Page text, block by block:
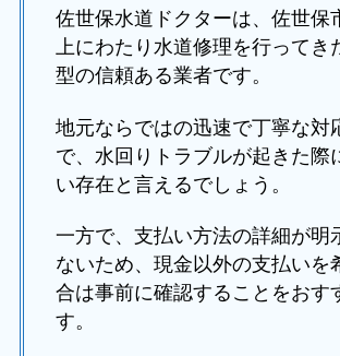
佐世保水道ドクターは、佐世保
上にわたり水道修理を行ってき
型の信頼ある業者です。
地元ならではの迅速で丁寧な対
で、水回りトラブルが起きた際
い存在と言えるでしょう。
一方で、支払い方法の詳細が明
ないため、現金以外の支払いを
合は事前に確認することをおす
す。